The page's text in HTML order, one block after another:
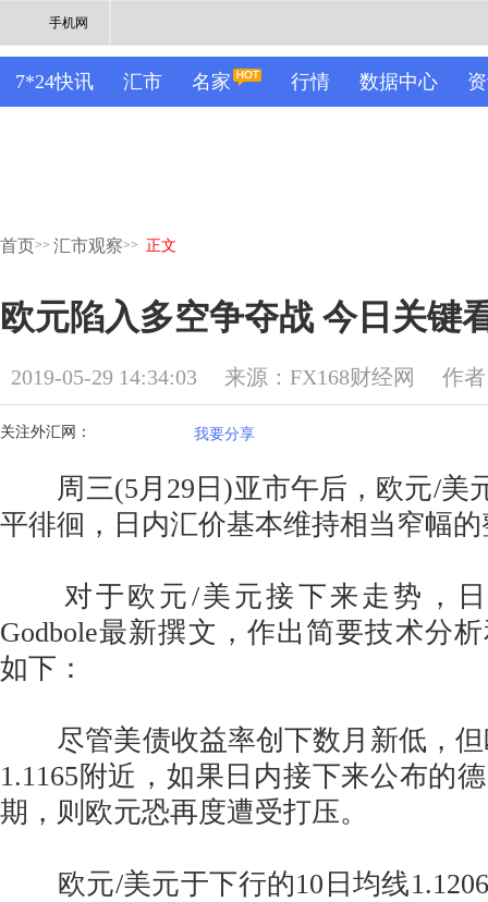
手机网
7*24快讯 汇市 名家 行情 数据中心
首页>> 汇市观察>> 正文
欧元陷入多空争夺战 今日关键
2019-05-29 14:34:03 来源：FX168财经网 作
关注外汇网： 我要分享
周三(5月29日)亚市午后，欧元/美
平徘徊，日内汇价基本维持相当窄幅
对于欧元/美元接下来走势，日
Godbole最新撰文，作出简要技术分
如下：
尽管美债收益率创下数月新低，但
1.1165附近，如果日内接下来公布的
期，则欧元恐再度遭受打压。
欧元/美元于下行的10日均线